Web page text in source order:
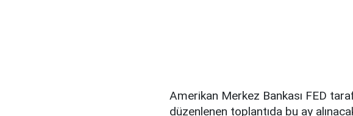
Amerikan Merkez Bankası FED
düzenlenen toplantıda bu ay